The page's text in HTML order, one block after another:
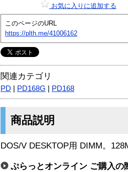
お気に入りに追加する
このページのURL
https://plth.me/41006162
関連カテゴリ
PD PD168G PD168
商品説明
DOS/V DESKTOP用 DIMM。
ぷらっとオンライン ご購入の